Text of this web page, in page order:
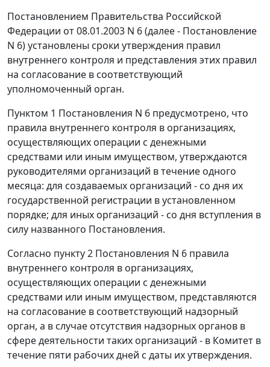
Постановлением Правительства Российской
Федерации от 08.01.2003 N 6 (далее - Постановление
N 6) установлены сроки утверждения правил
внутреннего контроля и представления этих правил
на согласование в соответствующий
уполномоченный орган.
Пунктом 1 Постановления N 6 предусмотрено, что
правила внутреннего контроля в организациях,
осуществляющих операции с денежными
средствами или иным имуществом, утверждаются
руководителями организаций в течение одного
месяца: для создаваемых организаций - со дня их
государственной регистрации в установленном
порядке; для иных организаций - со дня вступления в
силу названного Постановления.
Согласно пункту 2 Постановления N 6 правила
внутреннего контроля в организациях,
осуществляющих операции с денежными
средствами или иным имуществом, представляются
на согласование в соответствующий надзорный
орган, а в случае отсутствия надзорных органов в
сфере деятельности таких организаций - в Комитет в
течение пяти рабочих дней с даты их утверждения.